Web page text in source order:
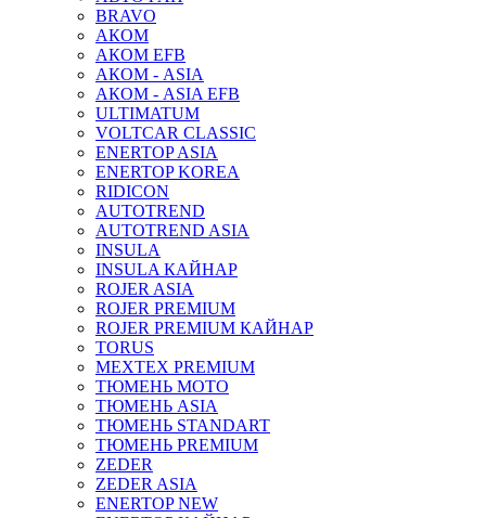
BRAVO
АКОМ
АКОМ EFB
АКОМ - ASIA
АКОМ - ASIA EFB
ULTIMATUM
VOLTCAR CLASSIC
ENERTOP ASIA
ENERTOP KOREA
RIDICON
AUTOTREND
AUTOTREND ASIA
INSULA
INSULA КАЙНАР
ROJER ASIA
ROJER PREMIUM
ROJER PREMIUM КАЙНАР
TORUS
MEXTEX PREMIUM
ТЮМЕНЬ МОТО
ТЮМЕНЬ ASIA
ТЮМЕНЬ STANDART
ТЮМЕНЬ PREMIUM
ZEDER
ZEDER ASIA
ENERTOP NEW